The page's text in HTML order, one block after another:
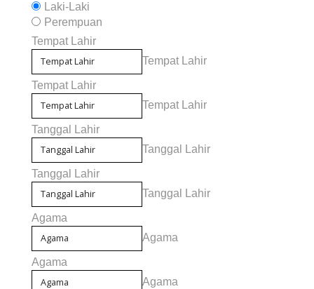
Laki-Laki
Perempuan
Tempat Lahir
Tempat Lahir
Tempat Lahir
Tempat Lahir
Tanggal Lahir
Tanggal Lahir
Tanggal Lahir
Tanggal Lahir
Agama
Agama
Agama
Agama